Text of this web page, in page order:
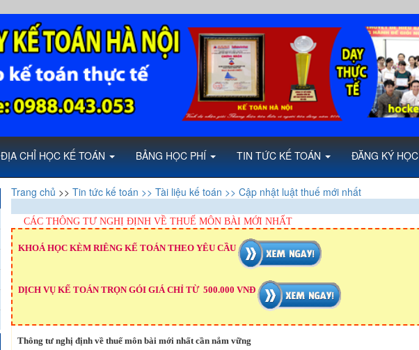
ĐỊA CHỈ HỌC KẾ TOÁN BẢNG HỌC PHÍ TIN TỨC KẾ TOÁN ĐĂNG KÝ HỌC
Trang chủ >> Tin tức kế toán >> Tài liệu kế toán >> Cập nhật luật thuế mới nhất
CÁC THÔNG TƯ NGHỊ ĐỊNH VỀ THUẾ MÔN BÀI MỚI NHẤT
KHOÁ HỌC KÈM RIÊNG KẾ TOÁN THEO YÊU CẦU
DỊCH VỤ KẾ TOÁN TRỌN GÓI GIÁ CHỈ TỪ 500.000 VNĐ
Thông tư nghị định về thuế môn bài mới nhất cần nắm vững